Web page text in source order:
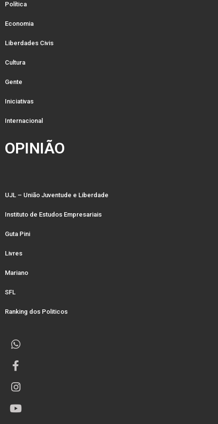
Política
Economia
Liberdades Civis
Cultura
Gente
Iniciativas
Internacional
OPINIÃO
UJL – União Juventude e Liberdade
Instituto de Estudos Empresariais
Guta Pini
Livres
Mariano
SFL
Ranking dos Politicos